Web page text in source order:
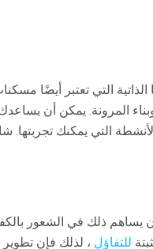
التي تعتبر أيضًا
المرونة. يمكن أن يساعدك
التي يمكنك تجربتها.
ذلك في الشعور
للتفاؤل ، لذلك فإن